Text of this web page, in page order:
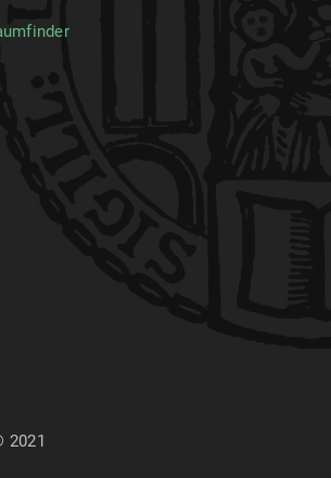
2021